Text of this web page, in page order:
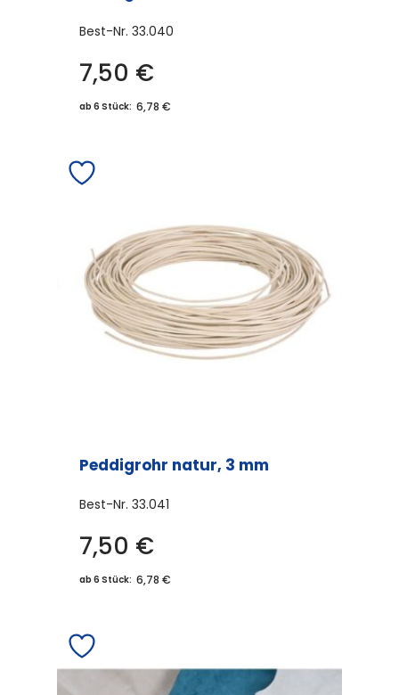
Best-Nr. 33.040
7,50 €
ab 6 Stück: 6,78 €
Peddigrohr natur, 3 mm
Best-Nr. 33.041
7,50 €
ab 6 Stück: 6,78 €